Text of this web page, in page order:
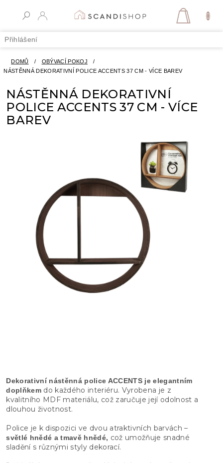
Přihlášení
DOMŮ / OBÝVACÍ POKOJ
/
NÁSTĚNNÁ DEKORATIVNÍ POLICE ACCENTS 37 CM - VÍCE BAREV
NÁSTĚNNÁ DEKORATIVNÍ
POLICE ACCENTS 37 CM - VÍCE
BAREV
Dekorativní nástěnná police ACCENTS je elegantním
doplňkemdo každého interiéru. Vyrobena je z
kvalitního MDF materiálu, což zaručuje její odolnost a
dlouhou životnost.
Police je k dispozici ve dvou atraktivních barvách –
světlé hnědé a tmavě hnědé, což umožňuje snadné
sladění s různými styly dekorací.